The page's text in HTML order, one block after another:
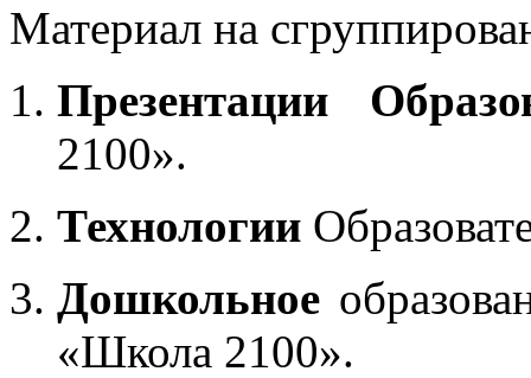
Материал на
Презентации
2100».
Технологии
Дошкольное
«Школа 2100».